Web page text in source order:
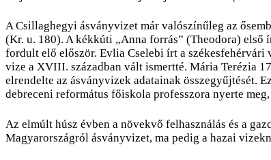
A Csillaghegyi ásványvizet már valószínűleg az
(Kr. u. 180). A kékkúti „Anna forrás” (Theodora)
fordult elő először. Evlia Cselebi írt a
vize a XVIII. században vált ismertté. Mária Terézia
elrendelte az ásványvizek adatainak összegyűjtését.
debreceni református főiskola professzora nyerte
Az elmúlt húsz évben a növekvő felhasználás és a
Magyarországról ásványvizet, ma pedig a hazai